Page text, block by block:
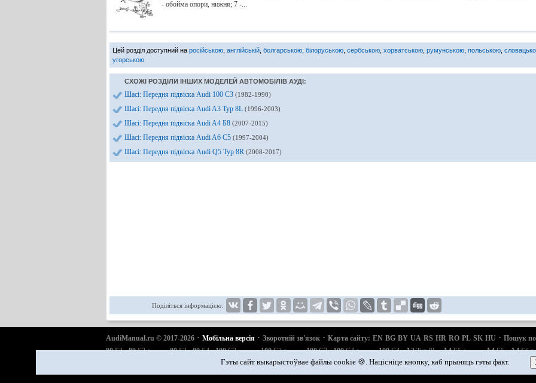
- обойма опори, нижня; 7 -...
Цей розділ доступний на російською англійській болгарською білоруською сербською хорватською румунською польською
угорською
СХОЖІ РОЗДІЛИ ІНШИХ МОДЕЛЕЙ АВТОМОБІЛІВ АУДІ:
Шасі: Передня підвіска Audi 100 С3 (1982-1990)
Шасі: Передня підвіска Audi A3 Typ 8L (1996-2003)
Шасі: Передня підвіска Audi A4 Б8 (2007-2015)
Шасі: Передня підвіска Audi A6 С5 (1997-2004)
Шасі: Передня підвіска Audi Q5 Typ 8R (2008-2017)
Поділіться інформацією:
AudiManual.ru © 2017-2026 · Мобільна версія · Зворотній зв'язок · Карта сайту: EN BG BY UA RS HR RO PL SK HU · Пошук по
80Б2·80Б3бензин·80Б3·80Б4·100С3дизель·100С3бензин·100С3·100С4бензин·100С4·A3Typ 8L·A4Б5бензин·A4Б5·A4Б6
Д2·Q5 Typ 8R·Q7 Typ 4L·AudiА2·
Гэты сайт выкарыстоўвае файлы cookie 🍪. Націсніце кнопку, каб прыняць гэты факт.